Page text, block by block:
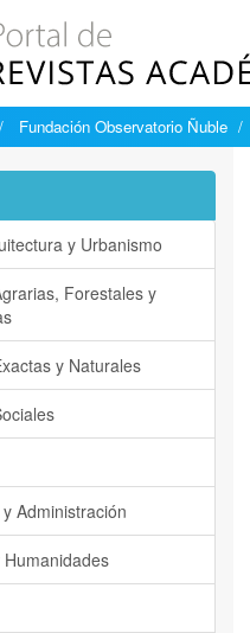
Fundación Observatorio Ñuble
y Urbanismo
Forestales y
y Naturales
Administración